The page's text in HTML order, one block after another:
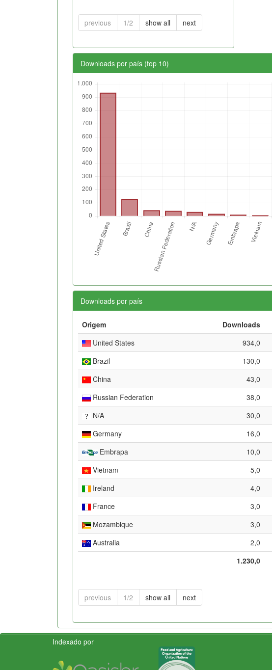
previous 1/2 show all next
Downloads por país (top 10)
Downloads por país
Origem Downloads
United States
934,0
Brazil
130,0
China
43,0
Russian Federation
38,0
N/A
30,0
Germany
16,0
Embrapa
10,0
Vietnam
5,0
Ireland
4,0
France
3,0
Mozambique
3,0
Australia
2,0
1.230,0
previous 1/2 show all next
Indexado por